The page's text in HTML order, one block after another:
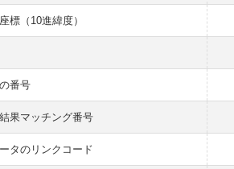
標（10進緯度）
番号
果マッチング番号
タのリンクコード